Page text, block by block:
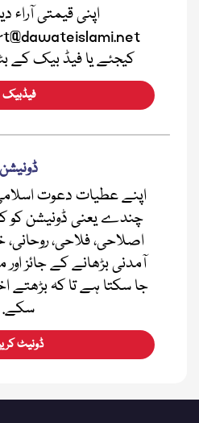
اپنی قیمتی آراء
کیجئے یا فیڈ بیک کے
فیڈبیک
ڈونیشن
اپنے عطیات دعوت
چندے یعنی ڈونیشن کو
اصلاحی، فلاحی، روحانی،
آمدنی بڑھانے کے جائز
جا سکتا ہے تا کہ بڑھتے
سکے.
ڈونیٹ